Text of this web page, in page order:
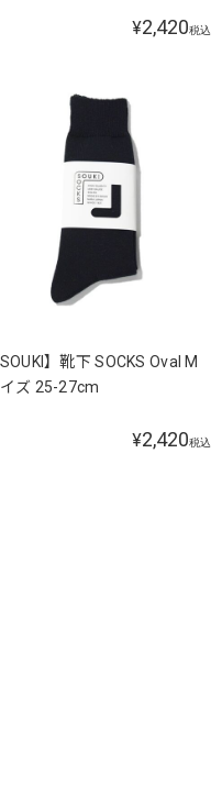
¥2,420税込
SOUKI】靴下 SOCKS Oval M
ズ 25-27cm
¥2,420税込